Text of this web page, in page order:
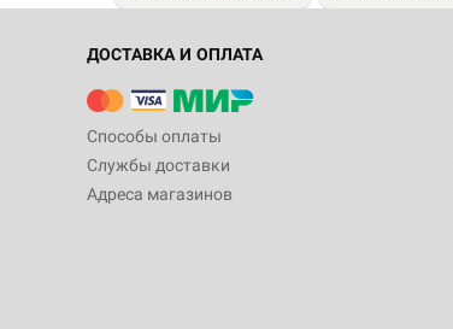
ДОСТАВКА И ОПЛАТА
Способы оплаты
Службы доставки
Адреса магазинов